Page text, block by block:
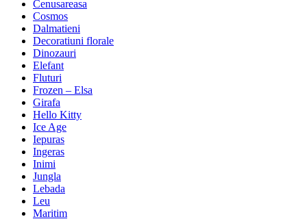
Cenusareasa
Cosmos
Dalmatieni
Decoratiuni florale
Dinozauri
Elefant
Fluturi
Frozen – Elsa
Girafa
Hello Kitty
Ice Age
Iepuras
Ingeras
Inimi
Jungla
Lebada
Leu
Maritim